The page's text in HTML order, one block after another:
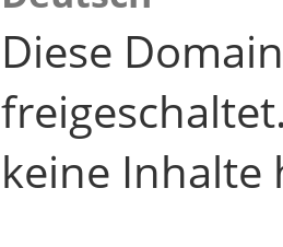
Diese
keine Inhalte